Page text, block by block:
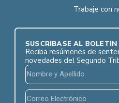
Trabaje con
SUSCRÍBASE AL
Reciba resúmenes de
novedades del Segundo